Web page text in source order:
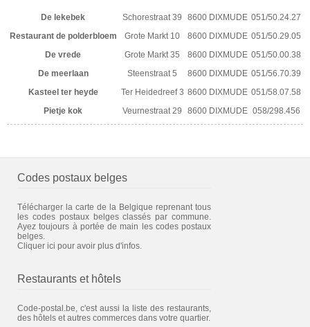
De lekebek Schorestraat 39 8600 DIXMUDE 051/50.24.27
Restaurant de polderbloem
Grote Markt 10 8600 DIXMUDE 051/50.29.05
De vrede
Grote Markt 35 8600 DIXMUDE 051/50.00.38
De meerlaan
Steenstraat 5 8600 DIXMUDE 051/56.70.39
Kasteel ter heyde
Ter Heidedreef 3 8600 DIXMUDE 051/58.07.58
Pietje kok
Veurnestraat 29 8600 DIXMUDE 058/298.456
Codes postaux belges
Télécharger la carte de la Belgique reprenant tous
les codes postaux belges classés par commune.
Ayez toujours à portée de main les codes postaux
belges.
Cliquer ici pour avoir plus d'infos.
Restaurants et hôtels
Code-postal.be, c'est aussi la liste des restaurants,
des hôtels et autres commerces dans votre quartier.